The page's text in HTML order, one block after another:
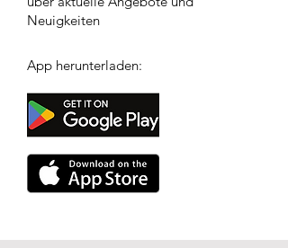
Neuigkeiten
App herunterladen: